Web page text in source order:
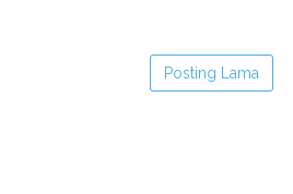
Posting Lama